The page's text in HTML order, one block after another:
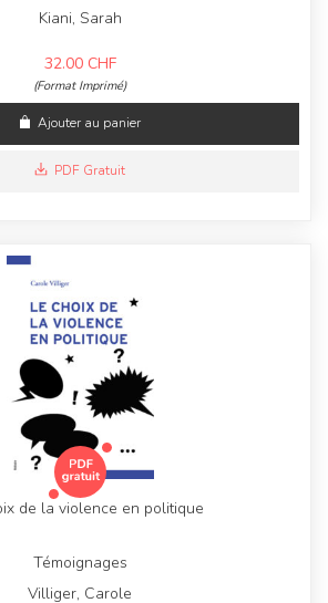
Kiani, Sarah
32.00 CHF
(Format Imprimé)
Ajouter au panier
PDF Gratuit
de la violence en politique
Témoignages
Villiger, Carole